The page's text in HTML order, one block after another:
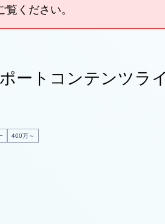
覧ください。
ートコンテンツラ
400万～